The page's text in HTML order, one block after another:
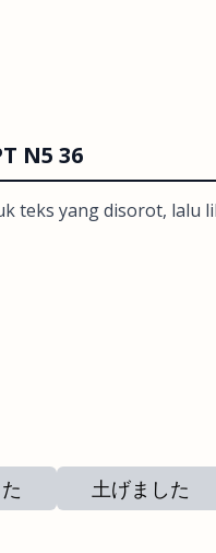
N5 36
teks yang disorot, lalu
土げました